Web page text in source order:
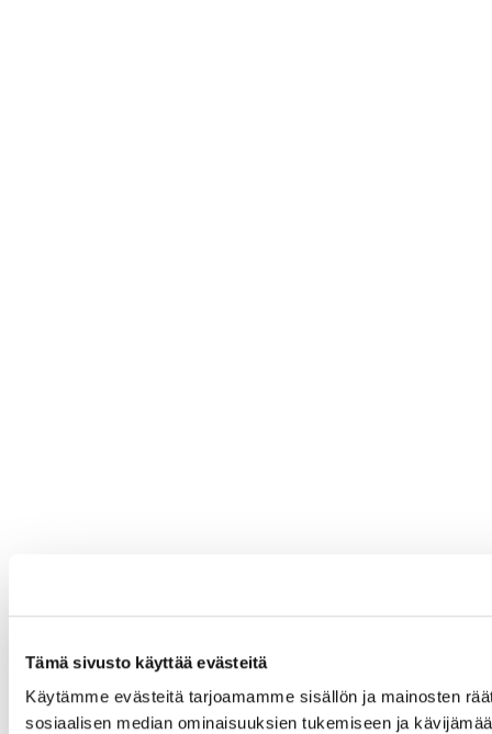
Tämä sivusto käyttää evästeitä
Käytämme evästeitä tarjoamamme sisällön ja mainosten
sosiaalisen median ominaisuuksien tukemiseen ja